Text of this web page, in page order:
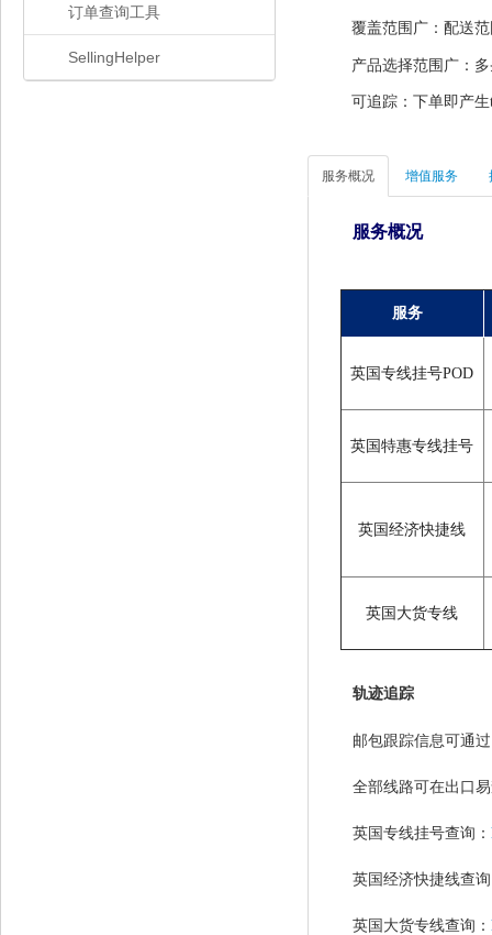
订单查询工具
SellingHelper
覆盖范围广：配送
产品选择范围广：
可追踪：下单即产
服务概况 增值服务
服务概况
服务
英国专线挂号POD
英国特惠专线挂号
英国经济快捷线
英国大货专线
轨迹追踪
邮包跟踪信息可通
全部线路可在出口
英国专线挂号查询：
英国经济快捷线查
英国大货专线查询：